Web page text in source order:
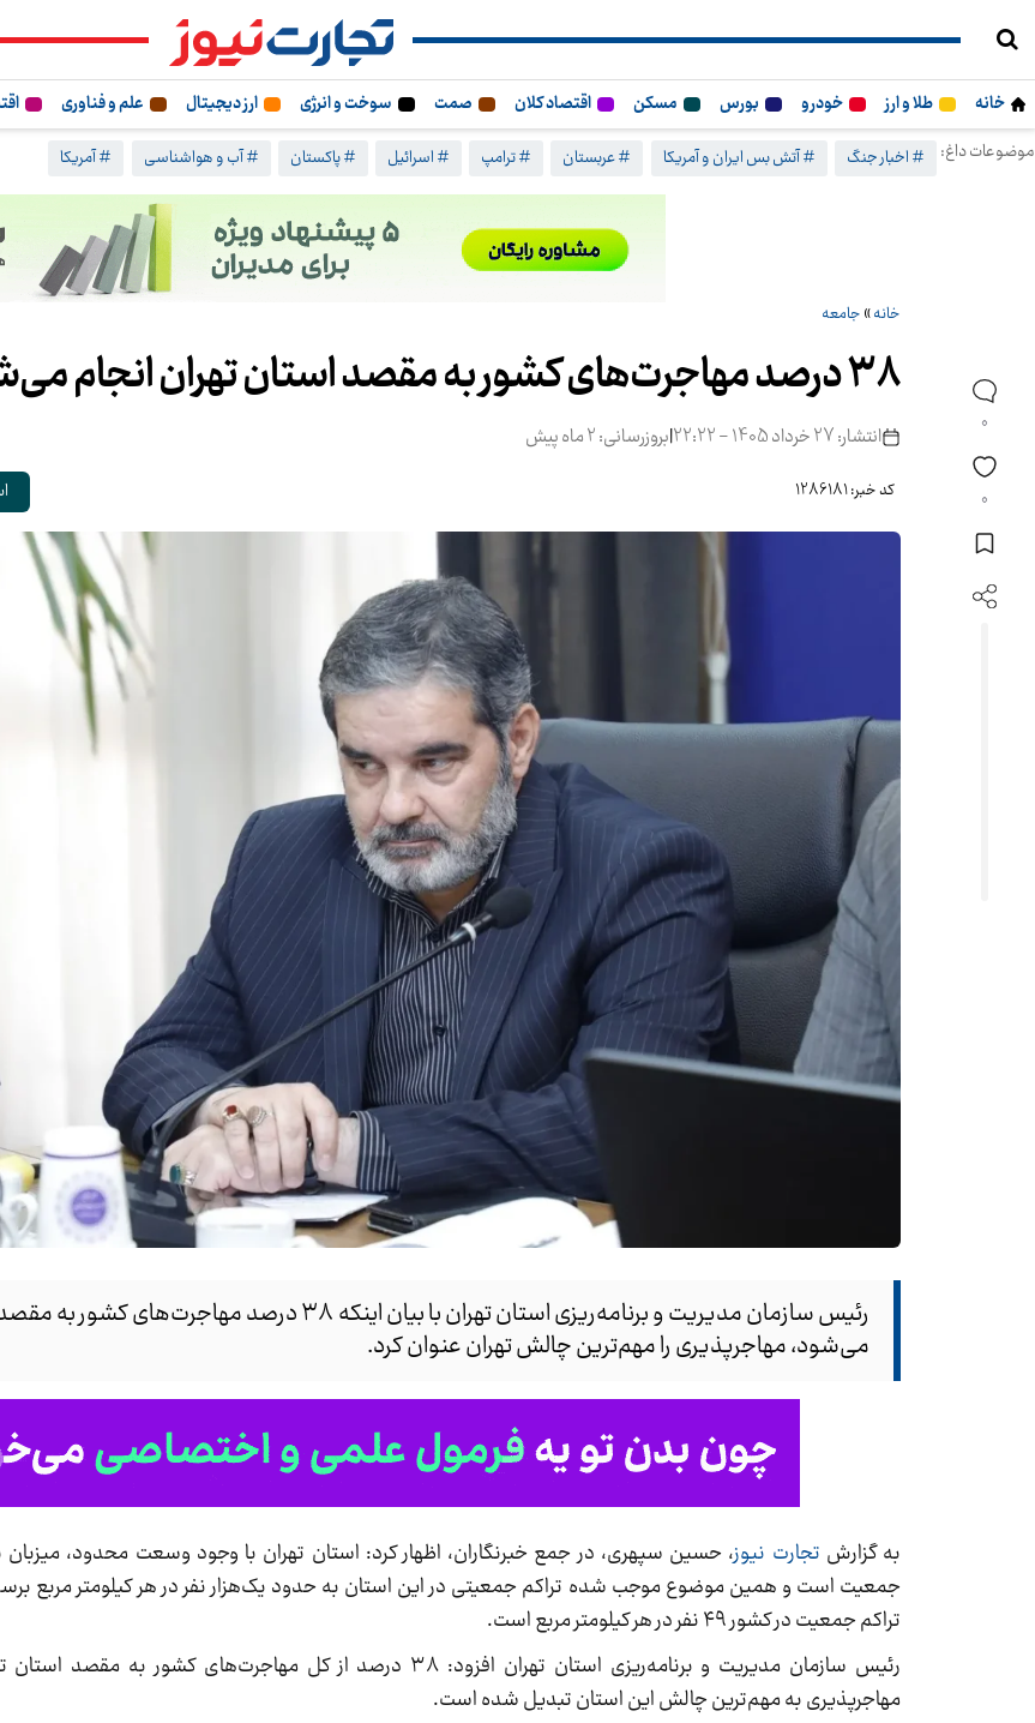
خانه طلا و ارز خودرو بورس مسکن اقتصاد کلان صمت سوخت و انرژی ارز دیجیتال علم و فناوری
موضوعات داغ:
# اخبار جنگ # آتش بس ایران و آمریکا # عربستان # ترامپ # اسرائیل # پاکستان # آب و هواشناسی # آمریکا
0
0
خانه» جامعه
۳۸ درصد مهاجرت‌های کشور به مقصد استان تهران انجام می‌شود
انتشار: 27 خرداد 1405 - 22:22 |بروزرسانی: 2 ماه پیش
کد خبر: 1286181
رئیس سازمان مدیریت و برنامه‌ریزی استان تهران با بیان اینکه ۳۸ درصد
می‌شود، مهاجرپذیری را مهم‌ترین چالش تهران عنوان کرد.
به گزارش تجارت نیوز
جمعیت است و همین موضوع موجب شده تراکم جمعیتی در این استان به حدود یک‌هزار نفر در هر کیلومتر مربع
تراکم جمعیت در کشور ۴۹ نفر در هر کیلومتر مربع است.
رئیس سازمان مدیریت و برنامه‌ریزی استان تهران افزود: ۳۸ درصد از کل مهاجرت‌های
مهاجرپذیری به مهم‌ترین چالش این استان تبدیل شده است.